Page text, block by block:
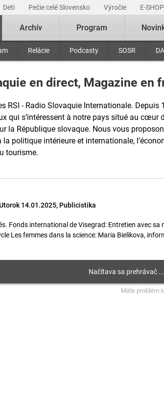
Deti Pečie celé Slovensko Výročie E-SHOP
Relácie Podcasty SOSR
Archív Program
en direct, Magazine en
RSI - Radio Slovaquie Internationale.
qui s’intéressent à notre pays situé au cœur
la République slovaque. Nous vous
la politique intérieure et internationale,
tourisme.
14.01.2025, Publicistika
Fonds international de Visegrad: Entretien avec sa
Les femmes dans la science: Maria Bielikova,
Máte problém